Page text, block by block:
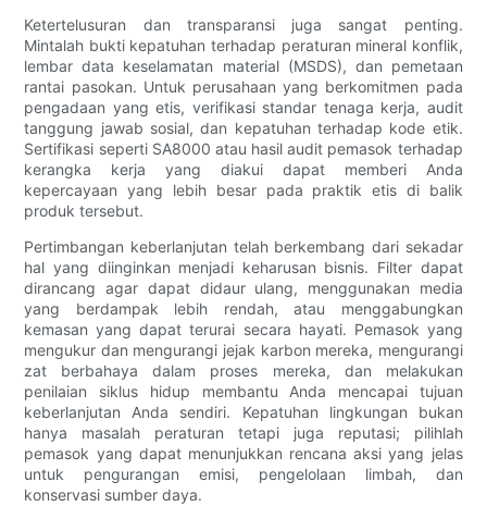
Ketertelusuran dan transparansi juga sangat penting.
Mintalah bukti kepatuhan terhadap peraturan mineral konflik,
lembar data keselamatan material (MSDS), dan pemetaan
rantai pasokan. Untuk perusahaan yang berkomitmen pada
pengadaan yang etis, verifikasi standar tenaga kerja, audit
tanggung jawab sosial, dan kepatuhan terhadap kode etik.
Sertifikasi seperti SA8000 atau hasil audit pemasok terhadap
kerangka kerja yang diakui dapat memberi Anda
kepercayaan yang lebih besar pada praktik etis di balik
produk tersebut.
Pertimbangan keberlanjutan telah berkembang dari sekadar
hal yang diinginkan menjadi keharusan bisnis. Filter dapat
dirancang agar dapat didaur ulang, menggunakan media
yang berdampak lebih rendah, atau menggabungkan
kemasan yang dapat terurai secara hayati. Pemasok yang
mengukur dan mengurangi jejak karbon mereka, mengurangi
zat berbahaya dalam proses mereka, dan melakukan
penilaian siklus hidup membantu Anda mencapai tujuan
keberlanjutan Anda sendiri. Kepatuhan lingkungan bukan
hanya masalah peraturan tetapi juga reputasi; pilihlah
pemasok yang dapat menunjukkan rencana aksi yang jelas
untuk pengurangan emisi, pengelolaan limbah, dan
konservasi sumber daya.